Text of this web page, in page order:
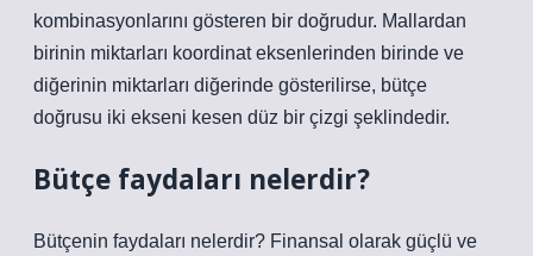
kombinasyonlarını gösteren bir doğrudur. Mallardan
birinin miktarları koordinat eksenlerinden birinde ve
diğerinin miktarları diğerinde gösterilirse, bütçe
doğrusu iki ekseni kesen düz bir çizgi şeklindedir.
Bütçe faydaları nelerdir?
Bütçenin faydaları nelerdir? Finansal olarak güçlü ve